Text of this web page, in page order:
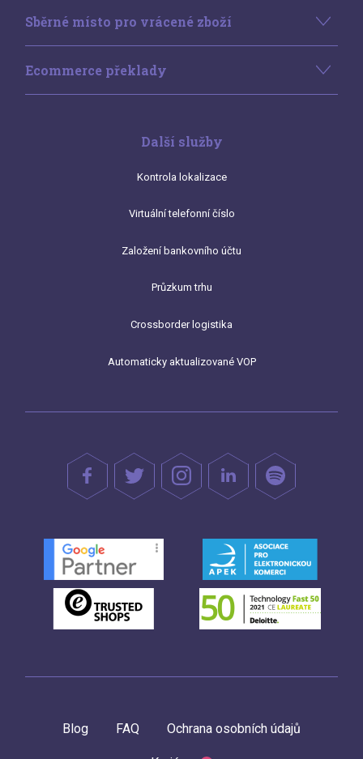
Sběrné místo pro vrácené zboží
Ecommerce překlady
Další služby
Kontrola lokalizace
Virtuální telefonní číslo
Založení bankovního účtu
Průzkum trhu
Crossborder logistika
Automaticky aktualizované VOP
Blog FAQ Ochrana osobních údajů